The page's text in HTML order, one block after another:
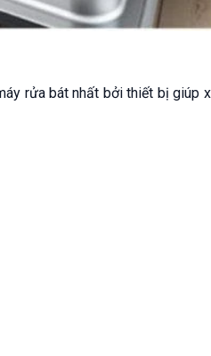
rửa bát nhất bởi thiết bị giúp